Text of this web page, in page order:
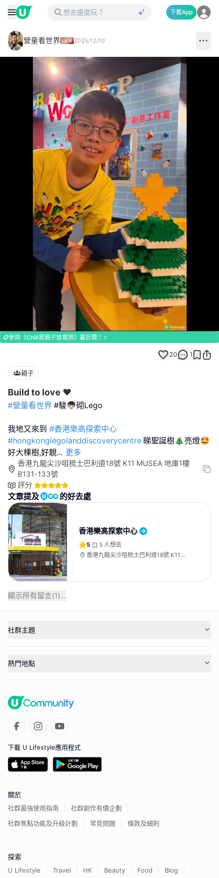
下載App
營童看世界 2025/12/10
Loaded
100.00%
參與《Chill賞親子放電祭》贏巨獎！
20 1
親子
Build to love ❤️
#營童看世界 #駿👦🏻砌Lego
我地又來到 #香港樂高探索中心
#hongkonglegolanddiscoverycentre 睇聖誕樹🎄亮燈🤩
好大棵樹,好靚... 更多
香港九龍尖沙咀梳士巴利道18號 K11 MUSEA 地庫1樓
B131-133號
評分
文章提及 的好去處
香港樂高探索中心
5 5 人想去
香港九龍尖沙咀梳士巴利道18號 K11
顯示所有留言(1)...
社群主題
熱門地點
下載 U Lifestyle應用程式
關於
社群最強使用指南
社群創作有價企劃
社群焦點功能及升級計劃
常見問題 條款及細則
探索
U Lifestyle Travel HK Beauty Food Blog